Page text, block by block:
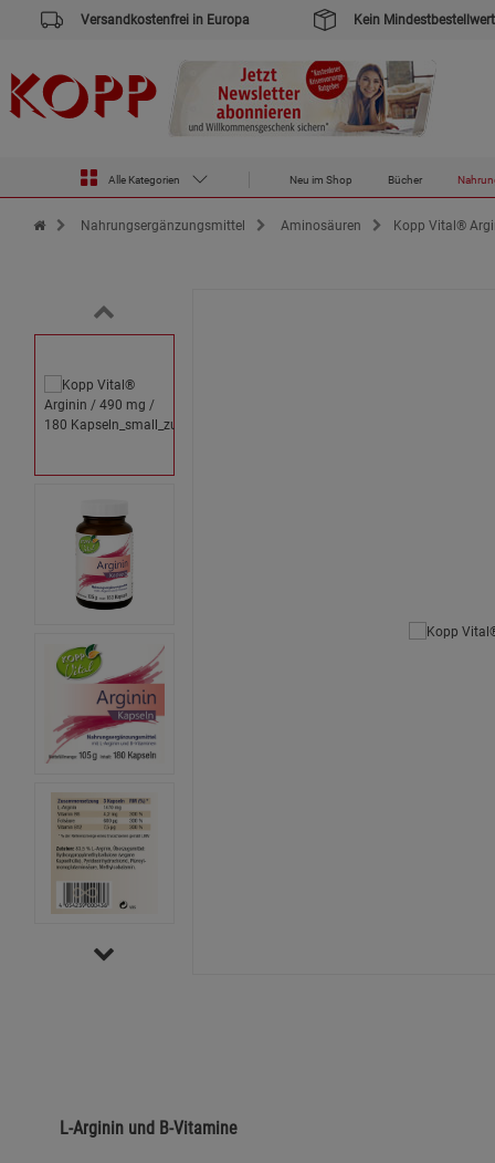
Versandkostenfrei in Europa Kein Mindestbestellwert
Alle Kategorien Neu im Shop Bücher
Zur Startseite des Kopp Verlag Online-Shop
Nahrungsergänzungsmittel Aminosäuren Kopp Vital®
L-Arginin und B-Vitamine